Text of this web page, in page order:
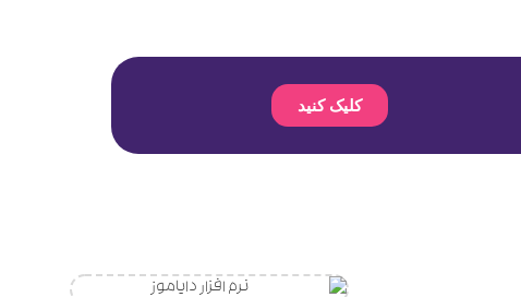
کلیک کنید